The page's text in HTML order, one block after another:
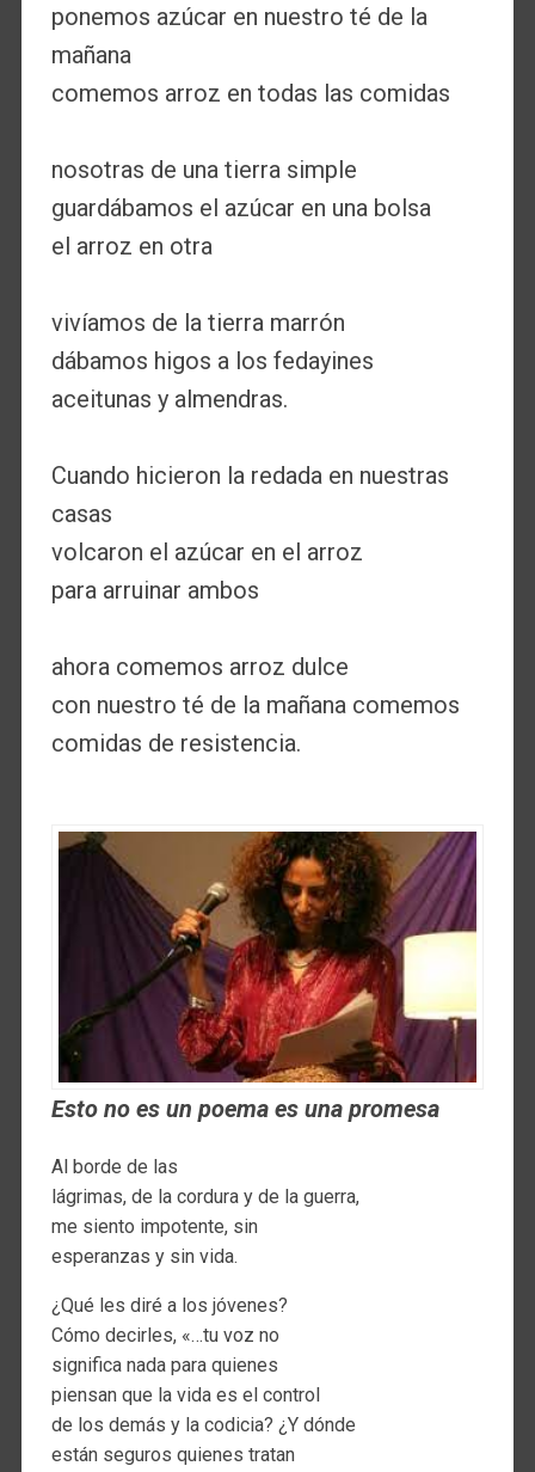
ponemos azúcar en nuestro té de la
mañana
comemos arroz en todas las comidas
nosotras de una tierra simple
guardábamos el azúcar en una bolsa
el arroz en otra
vivíamos de la tierra marrón
dábamos higos a los fedayines
aceitunas y almendras.
Cuando hicieron la redada en nuestras
casas
volcaron el azúcar en el arroz
para arruinar ambos
ahora comemos arroz dulce
con nuestro té de la mañana comemos
comidas de resistencia.
Esto no es un poema es una promesa
Al borde de las
lágrimas, de la cordura y de la guerra,
me siento impotente, sin
esperanzas y sin vida.
¿Qué les diré a los jóvenes?
Cómo decirles, «…tu voz no
significa nada para quienes
piensan que la vida es el control
de los demás y la codicia? ¿Y dónde
están seguros quienes tratan